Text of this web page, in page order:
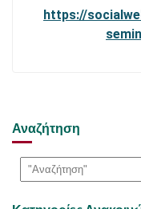
https://
Αναζήτηση